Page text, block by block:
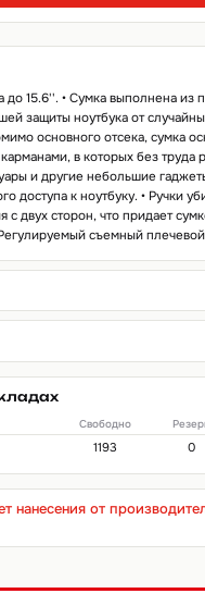
до 15.6''. • Сумка выполнена из
защиты ноутбука от
основного отсека, сумка
в которых без труда
и другие небольшие
доступа к ноутбуку. • Ручки
с двух сторон, что придает
съемный
Свободно
1193 0
нанесения от